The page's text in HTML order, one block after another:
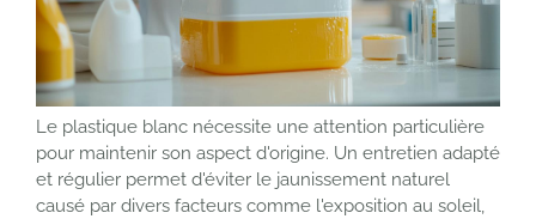
Le plastique blanc nécessite une attention particulière
pour maintenir son aspect d'origine. Un entretien adapté
et régulier permet d'éviter le jaunissement naturel
causé par divers facteurs comme l'exposition au soleil,